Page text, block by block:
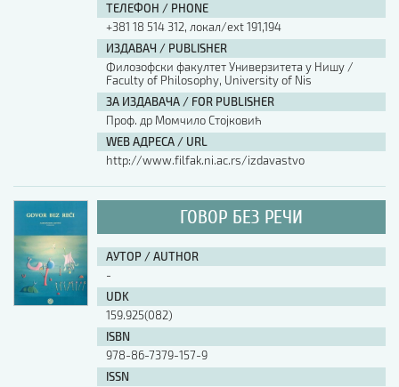
ТЕЛЕФОН / PHONE
+381 18 514 312, локал/ext 191,194
ИЗДАВАЧ / PUBLISHER
Филозофски факултет Универзитета у Нишу /
Faculty of Philosophy, University of Nis
ЗА ИЗДАВАЧА / FOR PUBLISHER
Проф. др Момчило Стојковић
WEB АДРЕСА / URL
http://www.filfak.ni.ac.rs/izdavastvo
ГОВОР БЕЗ РЕЧИ
АУТОР / AUTHOR
-
UDK
159.925(082)
ISBN
978-86-7379-157-9
ISSN